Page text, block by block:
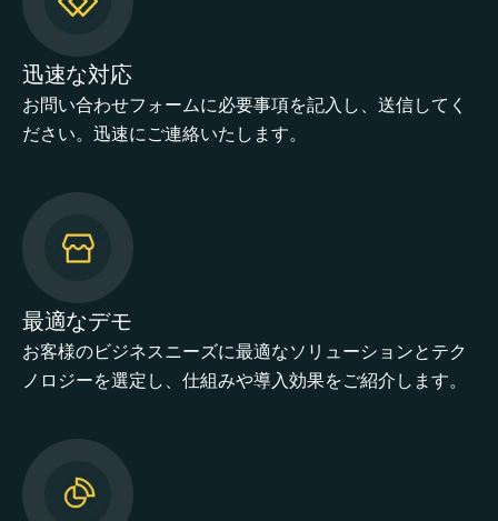
迅速な対応
お問い合わせフォームに必要事項を記入し、送信してく
ださい。迅速にご連絡いたします。
最適なデモ
お客様のビジネスニーズに最適なソリューションとテク
ノロジーを選定し、仕組みや導入効果をご紹介します。